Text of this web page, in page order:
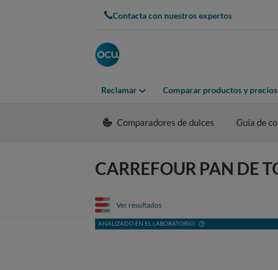
Contacta con nuestros expertos
Reclamar Comparar productos y precios
Comparadores de dulces Guía de
CARREFOUR PAN DE
Ver resultados
ANALIZADO EN EL LABORATORIO